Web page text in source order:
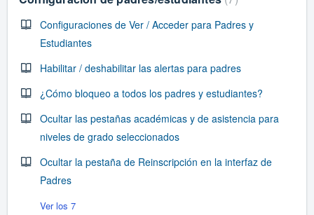
Configuraciones de Ver / Acceder para Padres y
Estudiantes
Habilitar / deshabilitar las alertas para padres
¿Cómo bloqueo a todos los padres y estudiantes?
Ocultar las pestañas académicas y de asistencia para
niveles de grado seleccionados
Ocultar la pestaña de Reinscripción en la interfaz de
Padres
Ver los 7